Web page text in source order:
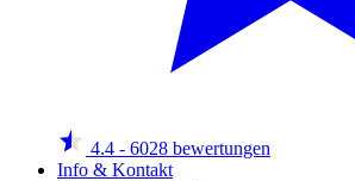
4.4 - 6028 bewertungen
Info & Kontakt